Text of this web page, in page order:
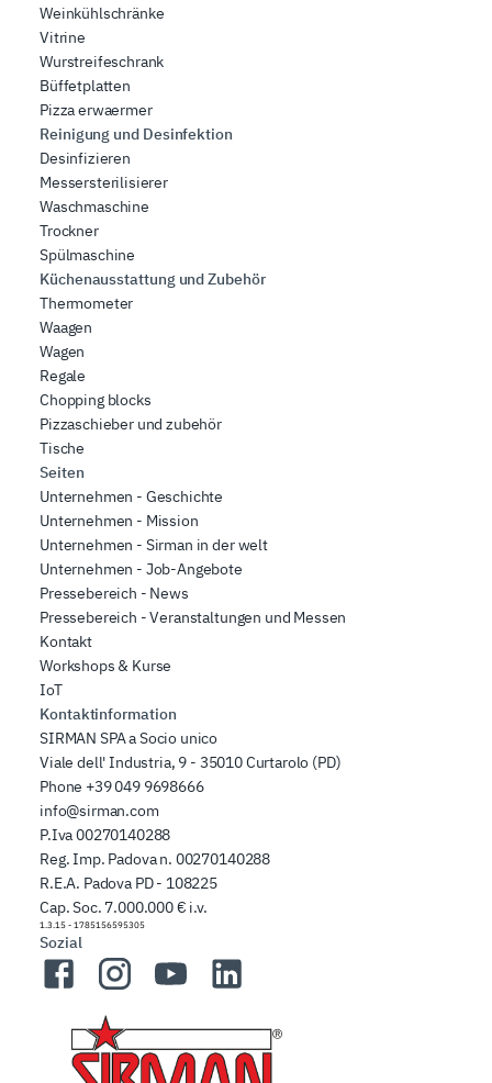
Weinkühlschränke
Vitrine
Wurstreifeschrank
Büffetplatten
Pizza erwaermer
Reinigung und Desinfektion
Desinfizieren
Messersterilisierer
Waschmaschine
Trockner
Spülmaschine
Küchenausstattung und Zubehör
Thermometer
Waagen
Wagen
Regale
Chopping blocks
Pizzaschieber und zubehör
Tische
Seiten
Unternehmen - Geschichte
Unternehmen - Mission
Unternehmen - Sirman in der welt
Unternehmen - Job-Angebote
Pressebereich - News
Pressebereich - Veranstaltungen und Messen
Kontakt
Workshops & Kurse
IoT
Kontaktinformation
SIRMAN SPA a Socio unico
Viale dell' Industria, 9 - 35010 Curtarolo (PD)
Phone +39 049 9698666
info@sirman.com
P.Iva 00270140288
Reg. Imp. Padova n. 00270140288
R.E.A. Padova PD - 108225
Cap. Soc. 7.000.000 € i.v.
1.3.15 - 1785156595305
Sozial
FacebookInstagramYouTubeLinkedIn